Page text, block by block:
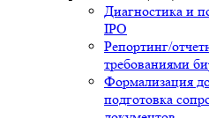
Диагностика и
IPO
Репортинг/
требованиями
Формализация
подготовка